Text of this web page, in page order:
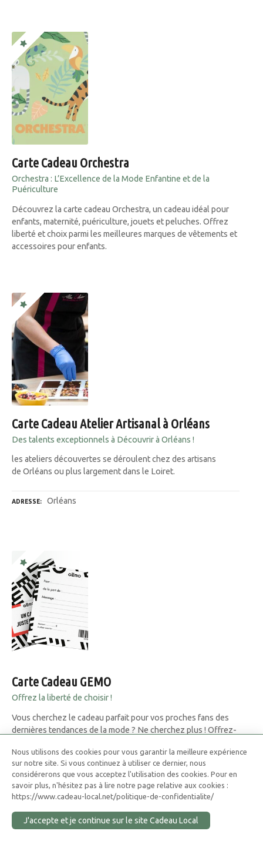
Carte Cadeau Orchestra
Orchestra : L’Excellence de la Mode Enfantine et de la
Puériculture
Découvrez la carte cadeau Orchestra, un cadeau idéal pour
enfants, maternité, puériculture, jouets et peluches. Offrez
liberté et choix parmi les meilleures marques de vêtements et
accessoires pour enfants.
Carte Cadeau Atelier Artisanal à Orléans
Des talents exceptionnels à Découvrir à Orléans !
les ateliers découvertes se déroulent chez des artisans
de Orléans ou plus largement dans le Loiret.
ADRESSE Orléans
Carte Cadeau GEMO
Offrez la liberté de choisir !
Vous cherchez le cadeau parfait pour vos proches fans des
dernières tendances de la mode ? Ne cherchez plus ! Offrez-
choisir parmi une large sélection de vêtements, chaussures et
accessoires pour hommes, femmes et enfants. GEMO est une
enseigne…
Nous utilisons des cookies pour vous garantir la meilleure expérience
sur notre site. Si vous continuez à utiliser ce dernier, nous
considérerons que vous acceptez l'utilisation des cookies. Pour en
savoir plus, n'hésitez pas à lire notre page relative aux cookies :
https://www.cadeau-local.net/politique-de-confidentialite/
J'accepte et je continue sur le site Cadeau Local